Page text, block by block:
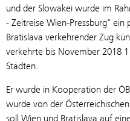
und der Slowakei wurde im
- Zeitreise Wien-Pressburg"
Bratislava verkehrender Zug
verkehrte bis November 2018
Städten.
Er wurde in Kooperation der
wurde von der
soll Wien und Bratislava auf